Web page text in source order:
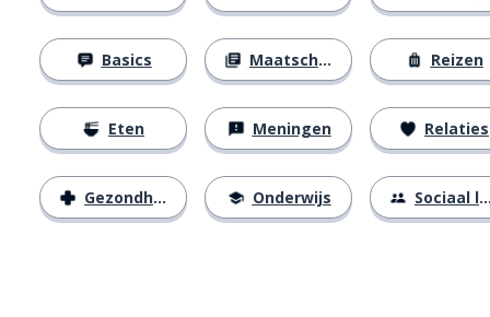
Basics
Eten
Gezondheid
Maatschappij
Meningen
Onderwijs
Reizen
Relaties
Sociaal leven